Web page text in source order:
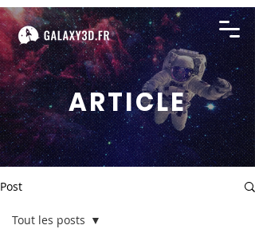
ARTICLE
Post
Tout les posts